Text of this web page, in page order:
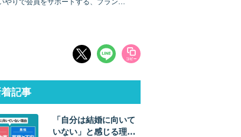
記事
「自分は結婚に向いて
いない」と感じる理